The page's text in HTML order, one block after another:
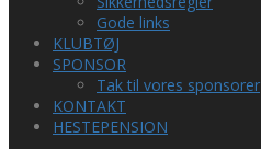
Gode links
KLUBTØJ
SPONSOR
Tak til vores sponsorer
KONTAKT
HESTEPENSION